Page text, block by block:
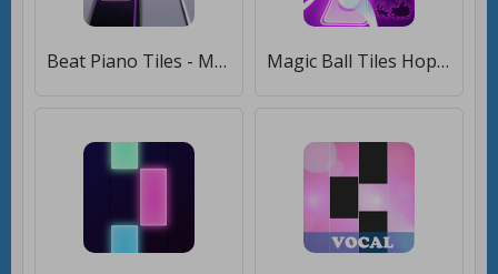
Beat Piano Tiles - Magic Tiles [Бесплатные покупки] Magic Ball Tiles Hop Music Run [Много монет]